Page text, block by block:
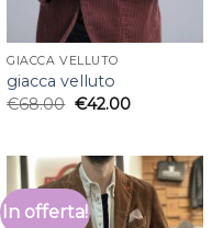
GIACCA VELLUTO
giacca velluto
€68.00 €42.00
In offerta!